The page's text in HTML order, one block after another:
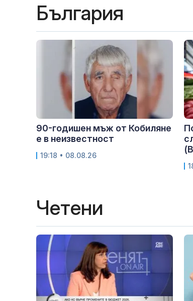
България
90-годишен мъж от Кобиляне
е в неизвестност
19:18 • 08.08.26
Четени